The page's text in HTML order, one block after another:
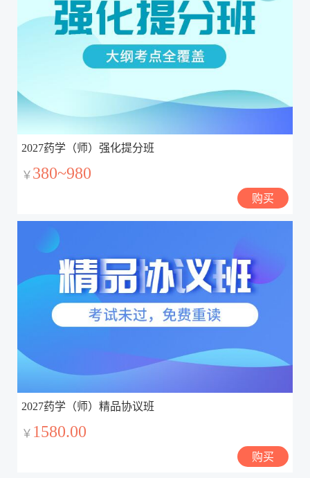
2027药学（师）强化提分班
￥ 380~980
购买
2027药学（师）精品协议班
￥ 1580.00
购买